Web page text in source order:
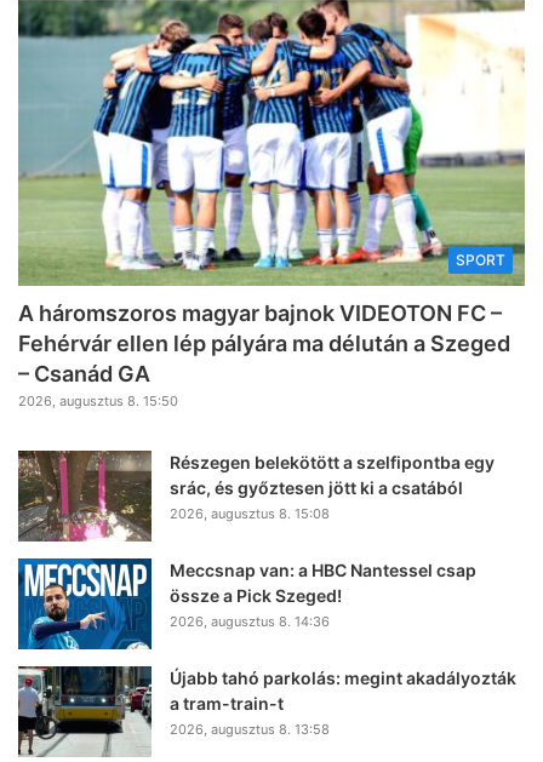
SPORT
A háromszoros magyar bajnok VIDEOTON FC –
Fehérvár ellen lép pályára ma délután a Szeged
– Csanád GA
2026, augusztus 8. 15:50
Részegen belekötött a szelfipontba egy
srác, és győztesen jött ki a csatából
2026, augusztus 8. 15:08
Meccsnap van: a HBC Nantessel csap
össze a Pick Szeged!
2026, augusztus 8. 14:36
Újabb tahó parkolás: megint akadályozták
a tram-train-t
2026, augusztus 8. 13:58